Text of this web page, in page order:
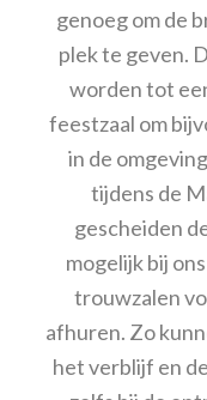
genoeg om de
plek te geven.
worden tot
feestzaal om
in de
tijdens de
gescheiden
mogelijk bij
trouwzalen
afhuren. Zo
het verblijf en